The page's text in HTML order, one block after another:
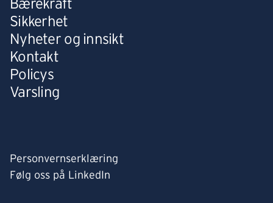
Bærekraft
Sikkerhet
Nyheter og innsikt
Kontakt
Policys
Varsling
Personvernserklæring
Følg oss på LinkedIn